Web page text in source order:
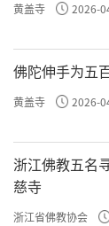
黄盖寺 2026-
佛陀伸手为五
黄盖寺 2026-
浙江佛教五名
慈寺
浙江省佛教协会